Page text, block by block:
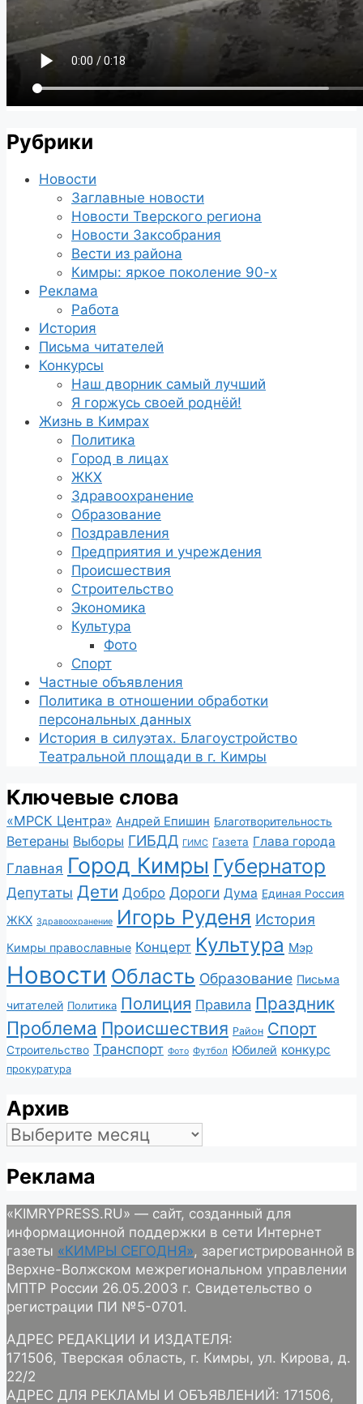
Рубрики
Новости
Заглавные новости
Новости Тверского региона
Новости Заксобрания
Вести из района
Кимры: яркое поколение 90-х
Реклама
Работа
История
Письма читателей
Конкурсы
Наш дворник самый лучший
Я горжусь своей роднёй!
Жизнь в Кимрах
Политика
Город в лицах
ЖКХ
Здравоохранение
Образование
Поздравления
Предприятия и учреждения
Происшествия
Строительство
Экономика
Культура
Фото
Спорт
Частные объявления
Политика в отношении обработки
персональных данных
История в силуэтах. Благоустройство
Театральной площади в г. Кимры
Ключевые слова
«МРСК Центра» Андрей Епишин Благотворительность
Ветераны Выборы ГИБДД ГИМС Газета Глава города
Главная Город Кимры Губернатор
Депутаты Дети Добро Дороги Дума Единая Россия
ЖКХ Здравоохранение Игорь Руденя История
Кимры православные Концерт Культура Мэр
Новости Область Образование Письма
читателей Политика Полиция Правила Праздник
Проблема Происшествия Район Спорт
Строительство Транспорт Фото Футбол Юбилей конкурс
прокуратура
Архив
Архив
Реклама
«KIMRYPRESS.RU» — сайт, созданный для
информационной поддержки в сети Интернет
газеты «КИМРЫ СЕГОДНЯ», зарегистрированной в
Верхне-Волжском межрегиональном управлении
МПТР России 26.05.2003 г. Свидетельство о
регистрации ПИ №5-0701.
АДРЕС РЕДАКЦИИ И ИЗДАТЕЛЯ:
171506, Тверская область, г. Кимры, ул. Кирова, д.
22/2
АДРЕС ДЛЯ РЕКЛАМЫ И ОБЪЯВЛЕНИЙ: 171506,